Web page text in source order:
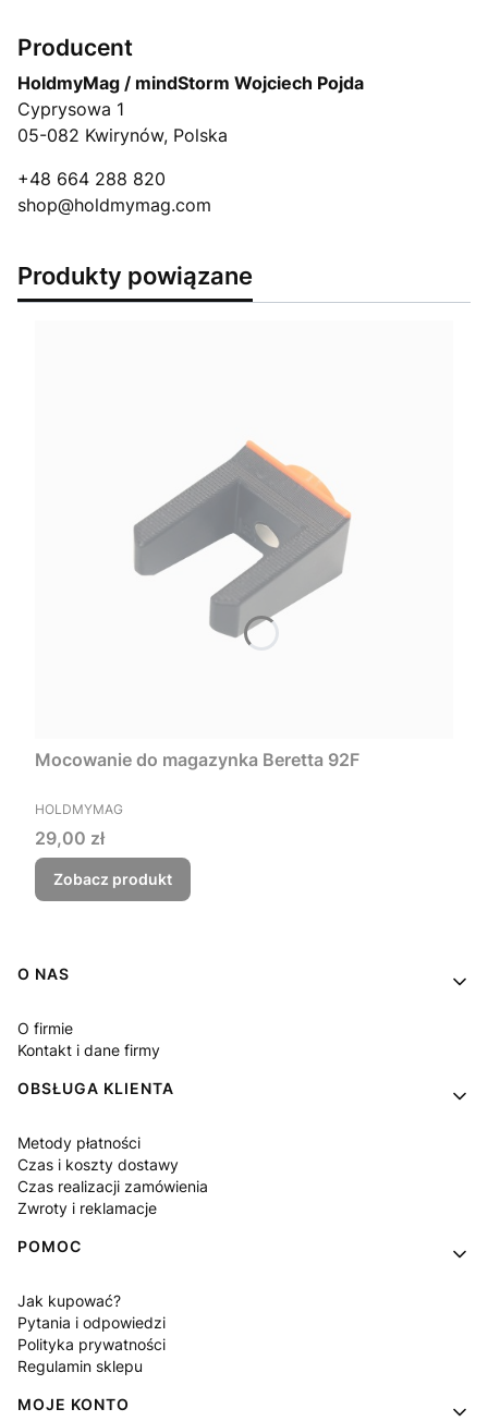
Producent
HoldmyMag / mindStorm Wojciech Pojda
Cyprysowa 1
05-082 Kwirynów, Polska
+48 664 288 820
shop@holdmymag.com
Produkty powiązane
Mocowanie do magazynka Beretta 92F
PRODUCENT
HOLDMYMAG
Cena
29,00 zł
Zobacz produkt
Linki w stopce
O NAS
O firmie
Kontakt i dane firmy
OBSŁUGA KLIENTA
Metody płatności
Czas i koszty dostawy
Czas realizacji zamówienia
Zwroty i reklamacje
POMOC
Jak kupować?
Pytania i odpowiedzi
Polityka prywatności
Regulamin sklepu
MOJE KONTO